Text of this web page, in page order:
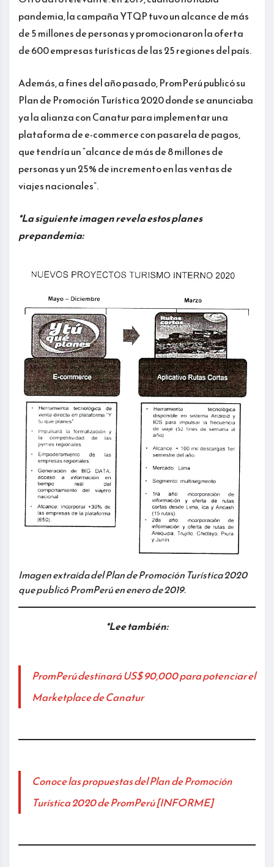
pandemia, la campaña YTQP tuvo un alcance de más
de 5 millones de personas y promocionaron la oferta
de 600 empresas turísticas de las 25 regiones del país.
Además, a fines del año pasado, PromPerú publicó su
Plan de Promoción Turística 2020 donde se anunciaba
ya la alianza con Canatur para implementar una
plataforma de e-commerce con pasarela de pagos,
que tendría un “alcance de más de 8 millones de
personas y un 25% de incremento en las ventas de
viajes nacionales”.
*La siguiente imagen revela estos planes
prepandemia:
Imagen extraída del Plan de Promoción Turística 2020
que publicó PromPerú en enero de 2019.
*Lee también:
PromPerú destinará US$ 90,000 para potenciar el
Marketplace de Canatur
Conoce las propuestas del Plan de Promoción
Turística 2020 de PromPerú [INFORME]